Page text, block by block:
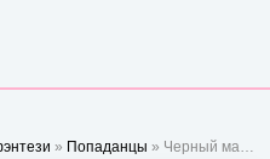
» Попаданцы » Черный маг императора - Александр Герда